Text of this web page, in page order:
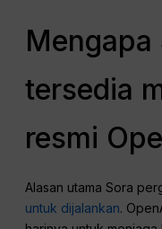
Mengapa
tersedia
resmi
Alasan utama Sora
untuk dijalankan.